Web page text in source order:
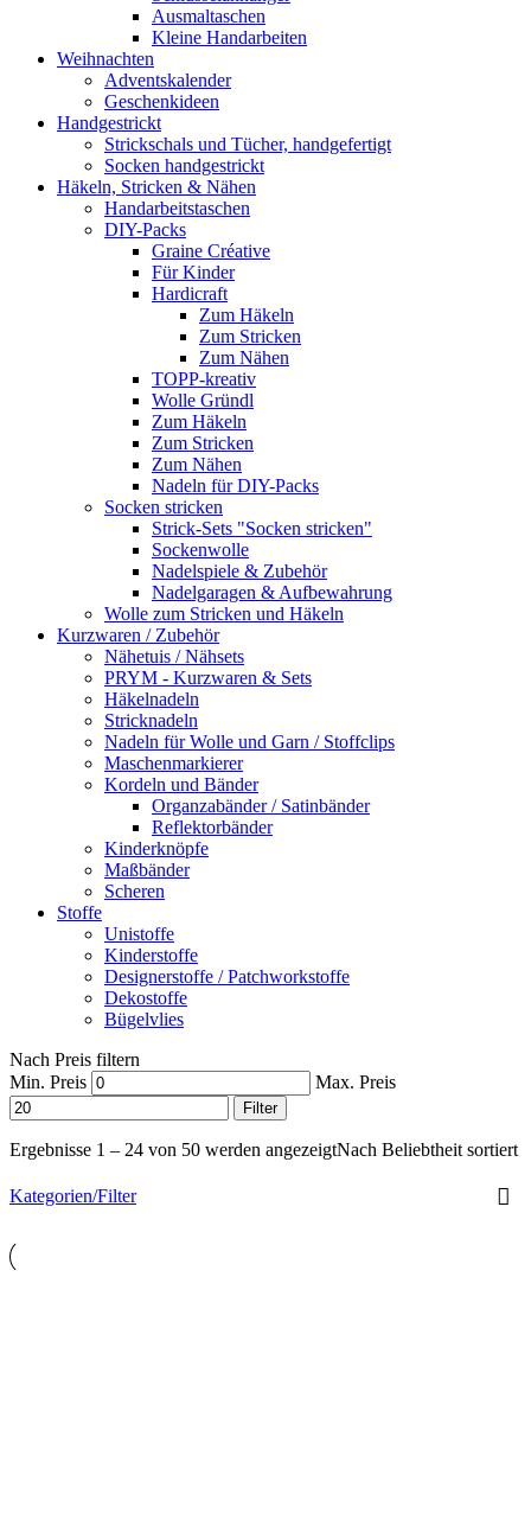
Ausmaltaschen
Kleine Handarbeiten
Weihnachten
Adventskalender
Geschenkideen
Handgestrickt
Strickschals und Tücher, handgefertigt
Socken handgestrickt
Häkeln, Stricken & Nähen
Handarbeitstaschen
DIY-Packs
Graine Créative
Für Kinder
Hardicraft
Zum Häkeln
Zum Stricken
Zum Nähen
TOPP-kreativ
Wolle Gründl
Zum Häkeln
Zum Stricken
Zum Nähen
Nadeln für DIY-Packs
Socken stricken
Strick-Sets "Socken stricken"
Sockenwolle
Nadelspiele & Zubehör
Nadelgaragen & Aufbewahrung
Wolle zum Stricken und Häkeln
Kurzwaren / Zubehör
Nähetuis / Nähsets
PRYM - Kurzwaren & Sets
Häkelnadeln
Stricknadeln
Nadeln für Wolle und Garn / Stoffclips
Maschenmarkierer
Kordeln und Bänder
Organzabänder / Satinbänder
Reflektorbänder
Kinderknöpfe
Maßbänder
Scheren
Stoffe
Unistoffe
Kinderstoffe
Designerstoffe / Patchworkstoffe
Dekostoffe
Bügelvlies
Nach Preis filtern
Min. Preis
Max. Preis
Filter
Ergebnisse 1 – 24 von 50 werden angezeigtNach Beliebtheit sortiert
Kategorien/Filter